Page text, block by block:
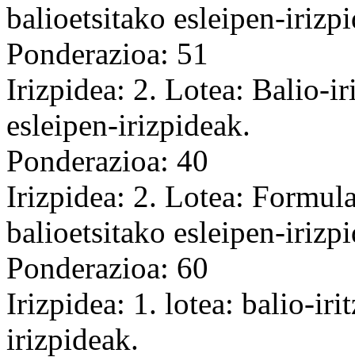
balioetsitako esleipen-
Ponderazioa: 51
Irizpidea: 2. Lotea: Balio-
esleipen-irizpideak.
Ponderazioa: 40
Irizpidea: 2. Lotea:
balioetsitako esleipen-
Ponderazioa: 60
Irizpidea: 1. lotea: balio-
irizpideak.